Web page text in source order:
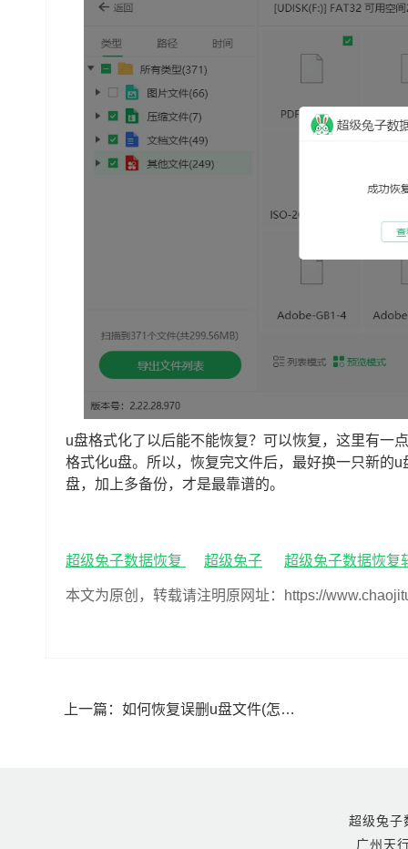
u盘格式化了以后能不能恢复？可以恢复，这里有一
格式化u盘。所以，恢复完文件后，最好换一只新的
盘，加上多备份，才是最靠谱的。
超级兔子数据恢复 超级兔子 超级兔子数据恢复
本文为原创，转载请注明原网址：https://
上一篇： 如何恢复误删u盘文件(怎么恢复u盘误删的文件)
超级兔
广州天